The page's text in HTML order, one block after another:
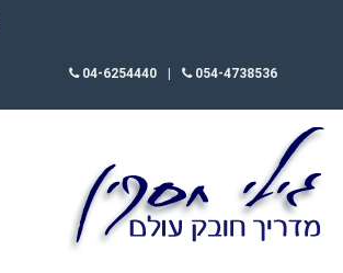
054-4738536
04-6254440